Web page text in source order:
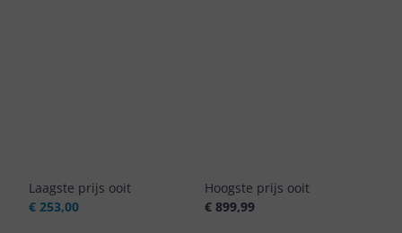
Laagste prijs ooit
€ 253,00
Hoogste prijs ooit
€ 899,99